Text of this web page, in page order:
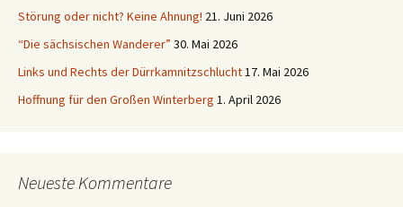
Störung oder nicht? Keine Ahnung! 21. Juni 2026
“Die sächsischen Wanderer” 30. Mai 2026
Links und Rechts der Dürrkamnitzschlucht17. Mai 2026
Hoffnung für den Großen Winterberg 1. April 2026
Neueste Kommentare